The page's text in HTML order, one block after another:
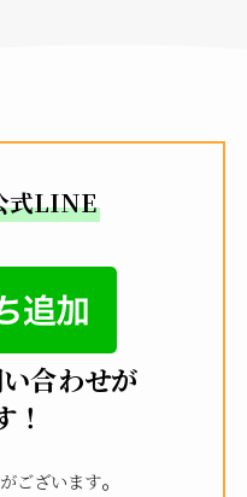
式LINE
合わせが
！
ございます。